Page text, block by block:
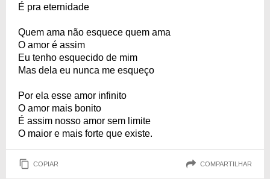
É pra eternidade
Quem ama não esquece quem ama
O amor é assim
Eu tenho esquecido de mim
Mas dela eu nunca me esqueço
Por ela esse amor infinito
O amor mais bonito
É assim nosso amor sem limite
O maior e mais forte que existe.
COPIAR COMPARTILHAR